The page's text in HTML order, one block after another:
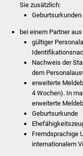
Sie zusätzlich:
​​​​​​​Geburtsurkunden
bei einem Partner
​​​​​​gültiger
​​​​​​​Nachweis der
dem
erweiterte
4 Wochen). In
erweiterte
Geburtsurkunde
Fremdsprachige
internationalem